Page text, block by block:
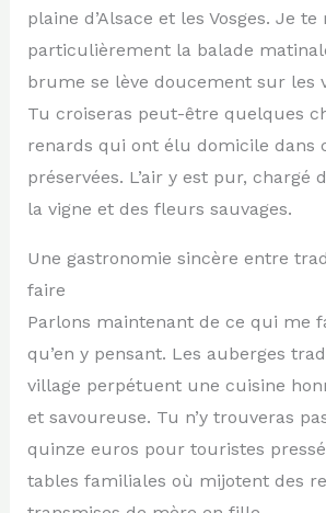
plaine d’Alsace et les Vosges. Je
particulièrement la balade
brume se lève doucement sur les
Tu croiseras peut-être quelques
renards qui ont élu domicile dans
préservées. L’air y est pur, chargé
la vigne et des fleurs sauvages.
Une gastronomie sincère entre
faire
Parlons maintenant de ce qui me
qu’en y pensant. Les auberges
village perpétuent une cuisine
et savoureuse. Tu n’y trouveras
quinze euros pour touristes
tables familiales où mijotent des